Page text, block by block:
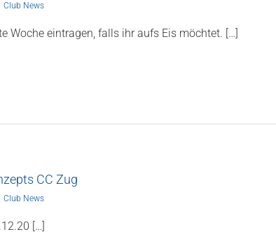
Club News
Woche eintragen, falls ihr aufs Eis möchtet. […]
CC Zug
Club News
[…]